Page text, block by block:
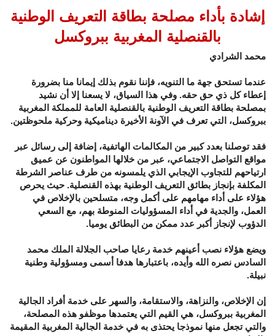
إشادة بأداء مصلحة بطاقة التعريف الوطنية
بالقنصلية المغربية ببروكسل
محمد الشرادي
عندما تستحق جهة ما التنويه، فإننا نقوم بذلك إيمانا منا بضرورة
إعطاء كل ذي حق حقه. وفي هذا السياق، لا يسعنا إلا أن نشيد
بمصلحة بطاقة التعريف الوطنية بالقنصلية العامة للمملكة المغربية
ببروكسل، التي تعرف في الآونة الأخيرة ديناميكية وحركية ملحوظتين.
فقد توصلنا بعدد كبير من المكالمات الهاتفية، إضافة إلى رسائل عبر
مواقع التواصل الاجتماعي، عبر من خلالها المواطنون عن عميق
ارتياحهم للتجاوب الإيجابي الذي يلمسونه من طرف عناصر الشرطة
المكلفة بإنجاز بطائق التعريف الوطنية بهذه القنصلية. حيث يحرص
هؤلاء على أداء مهامهم على أكمل وجه، متسلحين بالإخلاص في
العمل، والجدية في أداء المسؤوليات المنوطة بهم، مع السعي
الدؤوب لإنجاز أكبر عدد ممكن من البطائق يوميا.
ويضع هؤلاء نصب أعينهم خدمة رعايا صاحب الجلالة الملك محمد
السادس نصره الله وأيده، باعتبارها هدفا أسمى ومسؤولية وطنية
نبيلة.
إن الإخلاص، والنزاهة، والاستقامة، والسهر على خدمة أفراد الجالية
المغربية ببروكسل، هي القيم التي يعتمدها موظفو هذه المصلحة،
والتي تجعل منها نموذجا يحتذى به في خدمة الجالية المغربية المقيمة